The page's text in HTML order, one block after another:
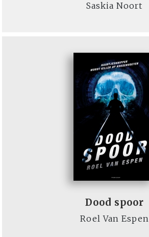
Saskia Noort
Dood spoor
Roel Van Espen